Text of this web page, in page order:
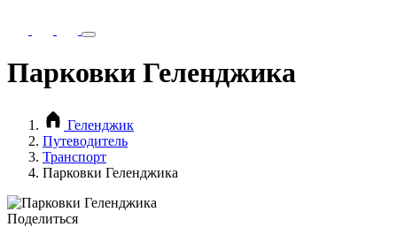
Парковки Геленджика
Геленджик
Путеводитель
Транспорт
Парковки Геленджика
Поделиться